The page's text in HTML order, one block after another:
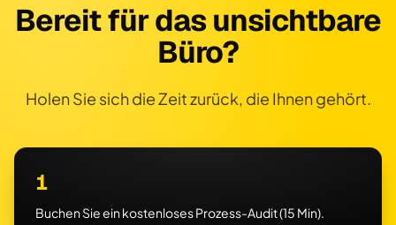
Bereit für das unsichtbare
Büro?
Holen Sie sich die Zeit zurück, die Ihnen gehört.
1
Buchen Sie ein kostenloses Prozess-Audit (15 Min).